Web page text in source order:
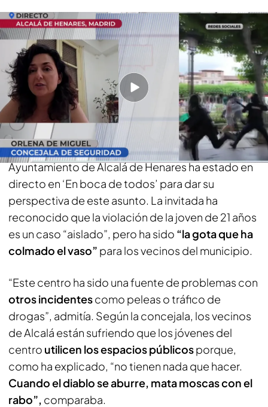
Orlena de Miguel, concejala de seguridad del Ayuntamiento de Alcalá de
Henares
PUEDE INTERESARTE
Susana Díaz, ante el posible amaño de las
primarias andaluzas: “Ahora vuelvo a vivir esto y
no es fácil”
Orlena de Miguel,concejala de seguridad del
Ayuntamiento de Alcalá de Henares ha estado en
directo en ‘En boca de todos’ para dar su
perspectiva de este asunto. La invitada ha
reconocido que la violación de la joven de 21 años
es un caso “aislado”, pero ha sido “la gota que ha
colmado el vaso” para los vecinos del municipio.
“Este centro ha sido una fuente de problemas con
otros incidentescomo peleas o tráfico de
drogas”, admitía. Según la concejala, los vecinos
de Alcalá están sufriendo que los jóvenes del
centro utilicen los espacios públicosporque,
como ha explicado, “no tienen nada que hacer.
Cuando el diablo se aburre, mata moscas con el
rabo”, comparaba.